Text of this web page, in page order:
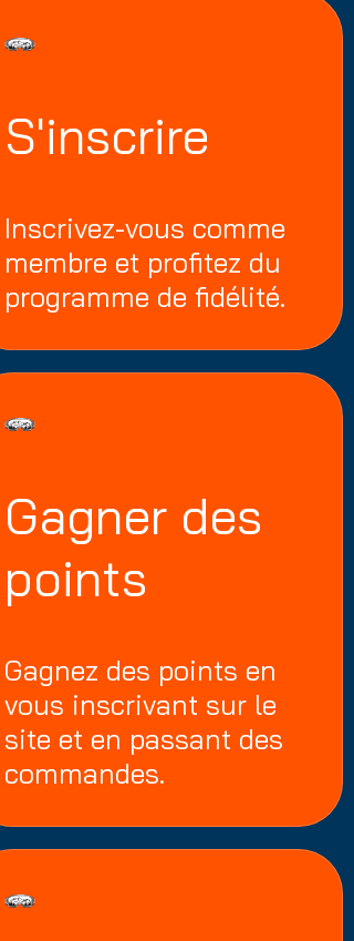
S'inscrire
Inscrivez-vous comme
membre et profitez du
programme de fidélité.
Gagner des
points
Gagnez des points en
vous inscrivant sur le
site et en passant des
commandes.